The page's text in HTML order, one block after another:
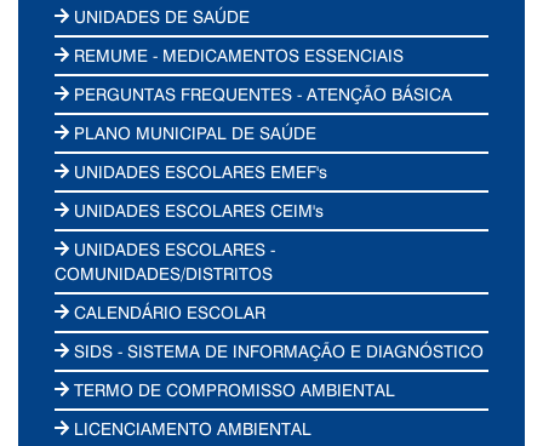
UNIDADES DE SAÚDE
REMUME - MEDICAMENTOS ESSENCIAIS
PERGUNTAS FREQUENTES - ATENÇÃO BÁSICA
PLANO MUNICIPAL DE SAÚDE
UNIDADES ESCOLARES EMEF's
UNIDADES ESCOLARES CEIM's
UNIDADES ESCOLARES -
COMUNIDADES/DISTRITOS
CALENDÁRIO ESCOLAR
SIDS - SISTEMA DE INFORMAÇÃO E DIAGNÓSTICO
TERMO DE COMPROMISSO AMBIENTAL
LICENCIAMENTO AMBIENTAL